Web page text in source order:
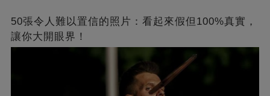
50張令人難以置信的照片：看起來假但100%真實，
讓你大開眼界！